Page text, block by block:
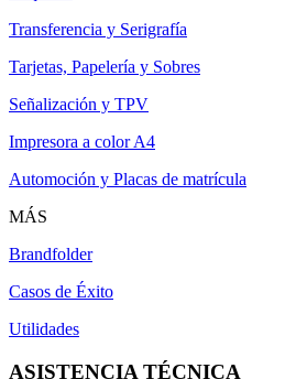
Transferencia y Serigrafía
Tarjetas, Papelería y Sobres
Señalización y TPV
Impresora a color A4
Automoción y Placas de matrícula
MÁS
Brandfolder
Casos de Éxito
Utilidades
ASISTENCIA TÉCNICA